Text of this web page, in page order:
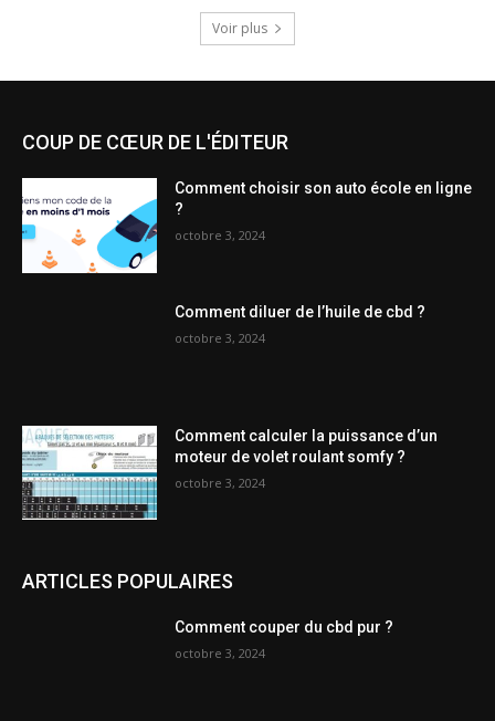
Voir plus
COUP DE CŒUR DE L'ÉDITEUR
Comment choisir son auto école en ligne
?
octobre 3, 2024
Comment diluer de l’huile de cbd ?
octobre 3, 2024
Comment calculer la puissance d’un
moteur de volet roulant somfy ?
octobre 3, 2024
ARTICLES POPULAIRES
Comment couper du cbd pur ?
octobre 3, 2024